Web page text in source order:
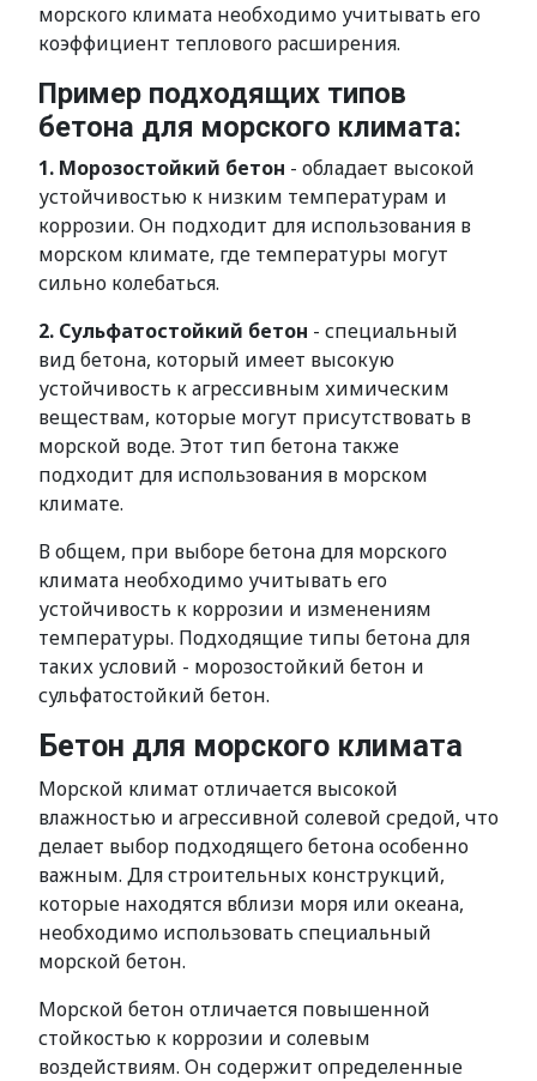
морского климата необходимо учитывать его
коэффициент теплового расширения.
Пример подходящих типов
бетона для морского климата:
1. Морозостойкий бетон - обладает высокой
устойчивостью к низким температурам и
коррозии. Он подходит для использования в
морском климате, где температуры могут
сильно колебаться.
2. Сульфатостойкий бетон - специальный
вид бетона, который имеет высокую
устойчивость к агрессивным химическим
веществам, которые могут присутствовать в
морской воде. Этот тип бетона также
подходит для использования в морском
климате.
В общем, при выборе бетона для морского
климата необходимо учитывать его
устойчивость к коррозии и изменениям
температуры. Подходящие типы бетона для
таких условий - морозостойкий бетон и
сульфатостойкий бетон.
Бетон для морского климата
Морской климат отличается высокой
влажностью и агрессивной солевой средой, что
делает выбор подходящего бетона особенно
важным. Для строительных конструкций,
которые находятся вблизи моря или океана,
необходимо использовать специальный
морской бетон.
Морской бетон отличается повышенной
стойкостью к коррозии и солевым
воздействиям. Он содержит определенные